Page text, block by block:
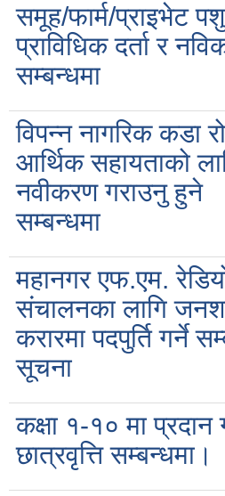
समूह/फार्म/प्राइभेट पशु
प्राविधिक दर्ता र
सम्बन्धमा
विपन्न नागरिक कडा
आर्थिक सहायताको
नवीकरण गराउनु हुने
सम्बन्धमा
महानगर एफ.एम.
संचालनका लागि
करारमा पदपुर्ति गर्ने
सूचना
कक्षा १-१० मा प्रदान
छात्रवृत्ति सम्बन्धमा।